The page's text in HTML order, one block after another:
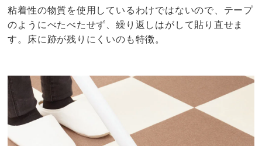
粘着性の物質を使用しているわけではないので、テープ
のようにべたべたせず、繰り返しはがして貼り直せま
す。床に跡が残りにくいのも特徴。